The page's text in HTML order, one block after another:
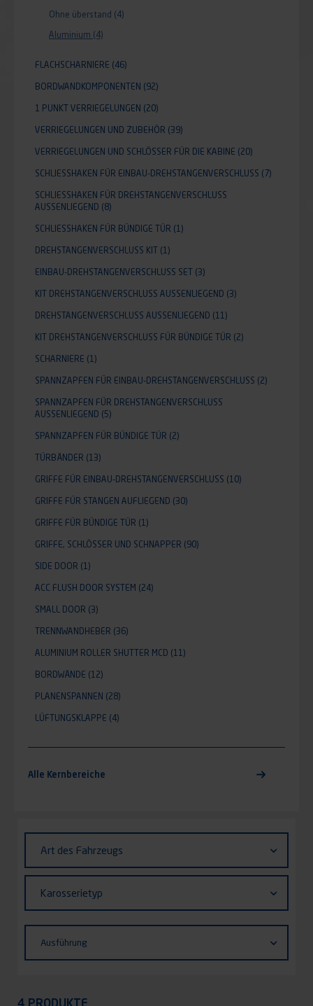
des
Fahrzeugs
Art des Fahrzeugs
Karosserietyp
Ausführung
4 PRODUKTE
Ohne überstand (4)
Aluminium (4)
FLACHSCHARNIERE (46)
BORDWANDKOMPONENTEN (92)
1 PUNKT VERRIEGELUNGEN (20)
VERRIEGELUNGEN UND ZUBEHÖR (39)
VERRIEGELUNGEN UND SCHLÖSSER FÜR DIE KABINE (20)
SCHLIESSHAKEN FÜR EINBAU-DREHSTANGENVERSCHLUSS (7)
SCHLIESSHAKEN FÜR DREHSTANGENVERSCHLUSS A
USSENLIEGEND
(8)
SCHLIESSHAKEN FÜR BÜNDIGE TÜR (1)
DREHSTANGENVERSCHLUSS KIT (1)
EINBAU-DREHSTANGENVERSCHLUSS SET (3)
KIT DREHSTANGENVERSCHLUSS AUSSENLIEGEND (3)
DREHSTANGENVERSCHLUSS AUSSENLIEGEND (11)
KIT DREHSTANGENVERSCHLUSS FÜR BÜNDIGE TÜR (2)
SCHARNIERE (1)
SPANNZAPFEN FÜR EINBAU-DREHSTANGENVERSCHLUSS (2)
SPANNZAPFEN FÜR DREHSTANGENVERSCHLUSS
AUSSENLIEGEND (5)
SPANNZAPFEN FÜR BÜNDIGE TÜR (2)
TÜRBÄNDER (13)
GRIFFE FÜR EINBAU-DREHSTANGENVERSCHLUSS (10)
GRIFFE FÜR STANGEN AUFLIEGEND (30)
GRIFFE FÜR BÜNDIGE TÜR (1)
GRIFFE, SCHLÖSSER UND SCHNAPPER (90)
SIDE DOOR (1)
ACC FLUSH DOOR SYSTEM (24)
SMALL DOOR (3)
TRENNWANDHEBER (36)
ALUMINIUM ROLLER SHUTTER MCD (11)
BORDWÄNDE (12)
PLANENSPANNEN (28)
LÜFTUNGSKLAPPE (4)
Alle Kernbereiche